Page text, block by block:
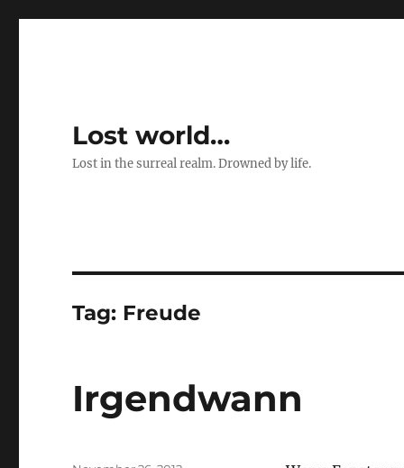
Lost world…
Lost in the surreal realm. Drowned by life.
Tag: Freude
Irgendwann